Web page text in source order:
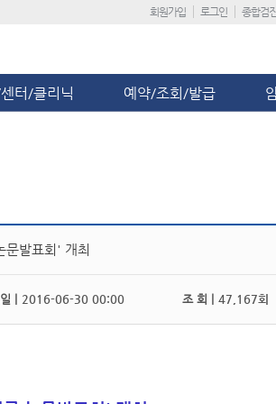
회원가입 로그인 종합검
터/클리닉 예약/조회/발급
문발표회' 개최
| 2016-06-30 00:00 조 회 | 47,167회